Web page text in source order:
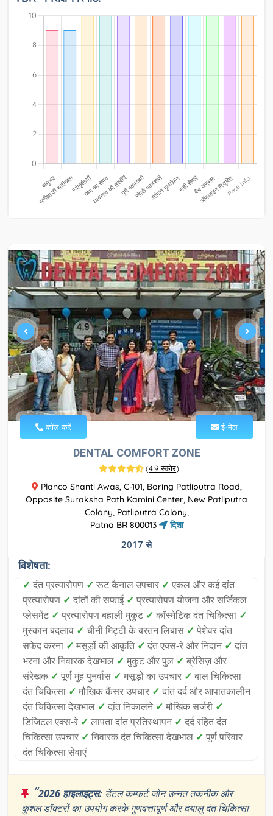
कॉल करें ई-मेल
DENTAL COMFORT ZONE
(4.9 स्कोर)
Planco Shanti Awas, C-101, Boring Patliputra Road,
Opposite Suraksha Path Kamini Center, New Patliputra
Colony, Patliputra Colony,
Patna BR 800013
दिशा
2017 से
विशेषता:
✓ दंत प्रत्यारोपण ✓ रूट कैनाल उपचार ✓ एकल और कई दांत
प्रत्यारोपण ✓ दांतों की सफाई ✓ प्रत्यारोपण योजना और सर्जिकल
प्लेसमेंट ✓ प्रत्यारोपण बहाली मुकुट ✓ कॉस्मेटिक दंत चिकित्सा ✓
मुस्कान बदलाव ✓ चीनी मिट्टी के बरतन लिबास ✓ पेशेवर दांत
सफेद करना ✓ मसूड़ों की आकृति ✓ दंत एक्स-रे और निदान ✓ दांत
भरना और निवारक देखभाल ✓ मुकुट और पुल ✓ ब्रेसिज़ और
संरेखक ✓ पूर्ण मुंह पुनर्वास ✓ मसूड़ों का उपचार ✓ बाल चिकित्सा
दंत चिकित्सा ✓ मौखिक कैंसर उपचार ✓ दांत दर्द और आपातकालीन
दंत चिकित्सा देखभाल ✓ दांत निकालने ✓ मौखिक सर्जरी ✓
डिजिटल एक्स-रे ✓ लापता दांत प्रतिस्थापन ✓ दर्द रहित दंत
चिकित्सा उपचार ✓ निवारक दंत चिकित्सा देखभाल ✓ पूर्ण परिवार
दंत चिकित्सा सेवाएं
“2026 हाइलाइट्स: डेंटल कम्फर्ट जोन उन्नत तकनीक और
कुशल डॉक्टरों का उपयोग करके गुणवत्तापूर्ण और दयालु दंत चिकित्सा